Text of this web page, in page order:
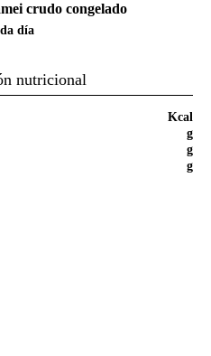
crudo congelado
día
nutricional
Kcal
g
g
g